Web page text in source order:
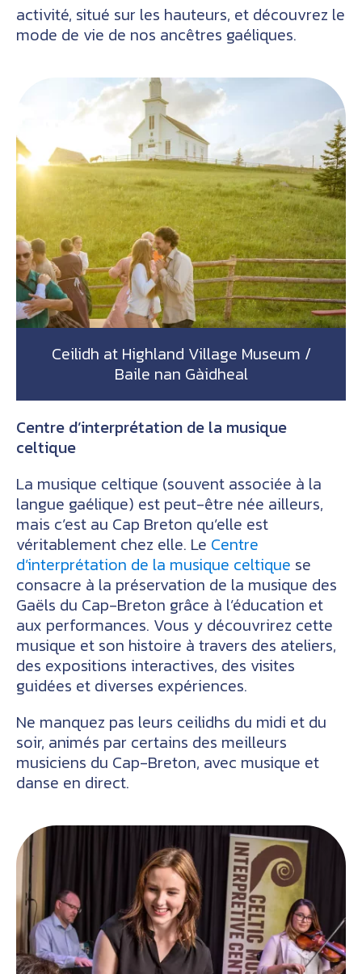
activité, situé sur les hauteurs, et découvrez le
mode de vie de nos ancêtres gaéliques.
Ceilidh at Highland Village Museum /
Baile nan Gàidheal
Centre d’interprétation de la musique
celtique
La musique celtique (souvent associée à la
langue gaélique) est peut-être née ailleurs,
mais c’est au Cap Breton qu’elle est
véritablement chez elle. Le Centre
d’interprétation de la musique celtique se
consacre à la préservation de la musique des
Gaëls du Cap-Breton grâce à l’éducation et
aux performances. Vous y découvrirez cette
musique et son histoire à travers des ateliers,
des expositions interactives, des visites
guidées et diverses expériences.
Ne manquez pas leurs ceilidhs du midi et du
soir, animés par certains des meilleurs
musiciens du Cap-Breton, avec musique et
danse en direct.